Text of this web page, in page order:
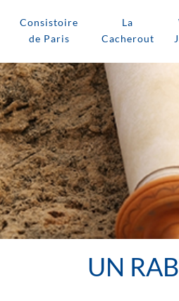
Consistoire
de Paris
La
Cacherout
UN